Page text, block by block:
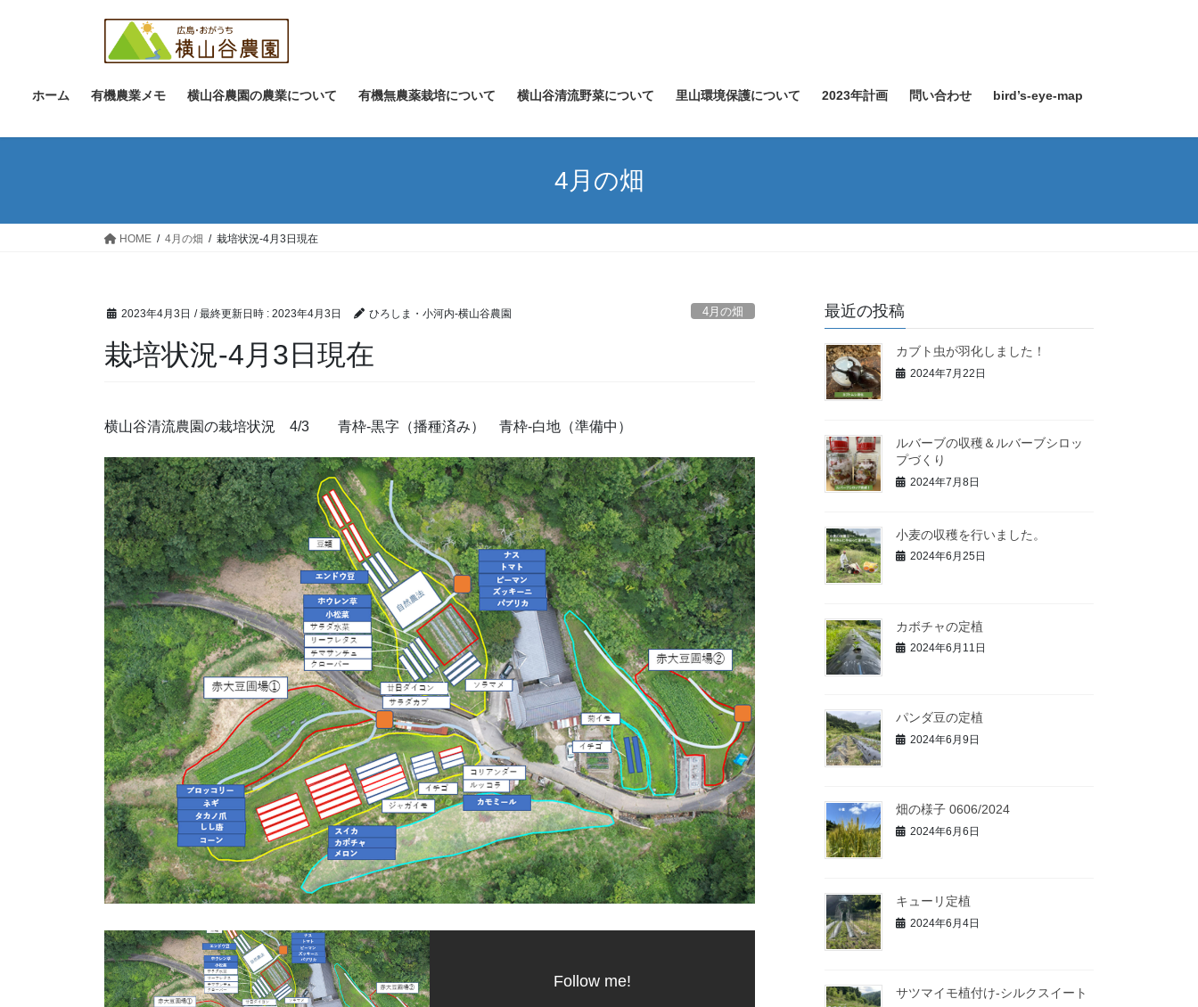
ス
ン
ホーム 有機農業メモ 横山谷農園の農業について 有機無農薬栽培について 横山谷清流野菜について 里山環境保護について 2023年計画 問い合わせ bird’s-eye-map
4月の畑
HOME 4月の畑 栽培状況-4月3日現在
2023年4月3日 / 最終更新日時 : 2023年4月3日 ひろしま・小河内‐横山谷農園 4月の畑
栽培状況-4月3日現在
横山谷清流農園の栽培状況 4/3 青枠-黒字（播種済み） 青枠-白地（準備中）
Follow me!
最近の投稿
カブト虫が羽化しました！
2024年7月22日
ルバーブの収穫＆ルバーブシロッ
プづくり
2024年7月8日
小麦の収穫を行いました。
2024年6月25日
カボチャの定植
2024年6月11日
パンダ豆の定植
2024年6月9日
畑の様子 0606/2024
2024年6月6日
キューリ定植
2024年6月4日
サツマイモ植付け-シルクスイート